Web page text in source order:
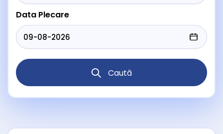
Data Plecare
Caută